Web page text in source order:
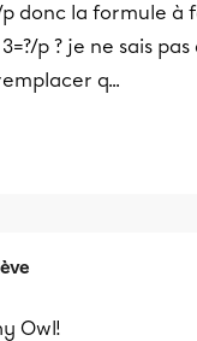
donc la formule à
p ? je ne sais pas
q...
Owl!